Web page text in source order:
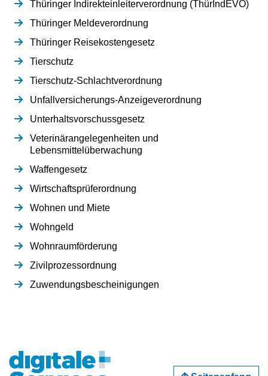
Thüringer Indirekteinleiterverordnung (ThürIndEVO)
Thüringer Meldeverordnung
Thüringer Reisekostengesetz
Tierschutz
Tierschutz-Schlachtverordnung
Unfallversicherungs-Anzeigeverordnung
Unterhaltsvorschussgesetz
Veterinärangelegenheiten und
Lebensmittelüberwachung
Waffengesetz
Wirtschaftsprüferordnung
Wohnen und Miete
Wohngeld
Wohnraumförderung
Zivilprozessordnung
Zuwendungsbescheinigungen